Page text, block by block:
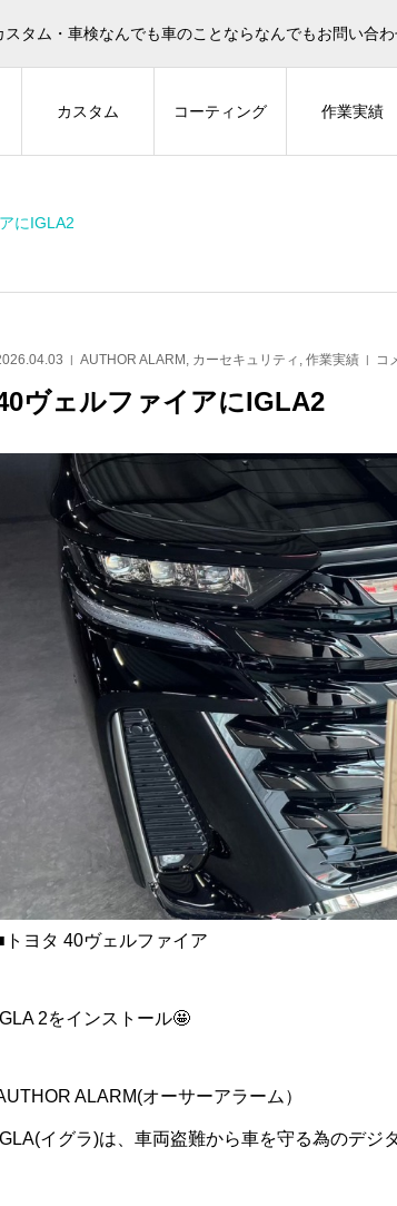
タム・車検なんでも車のことならなんでもお問い合わ
カスタム コーティング 作業実績
にIGLA2
AUTHOR ALARM , カーセキュリティ , 作業実績 コ
ヴェルファイアにIGLA2
トヨタ 40ヴェルファイア
2をインストール🤩
ALARM(オーサーアラーム）
イグラ)は、車両盗難から車を守る為のデジ
ーザー250 に IGLA2 LEXUS NX に Z-GUARD